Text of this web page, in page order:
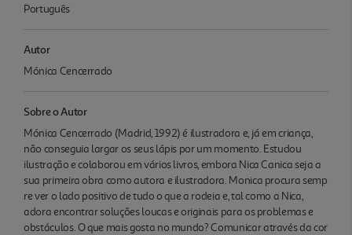
Português
Autor
Mónica Cencerrado
Sobre o Autor
Mónica Cencerrado (Madrid, 1992) é ilustradora e, já em criança,
não conseguia largar os seus lápis por um momento. Estudou
ilustração e colaborou em vários livros, embora Nica Canica seja a
sua primeira obra como autora e ilustradora. Monica procura semp
re ver o lado positivo de tudo o que a rodeia e, tal como a Nica,
adora encontrar soluções loucas e originais para os problemas e
obstáculos. O que mais gosta no mundo? Comunicar através da cor